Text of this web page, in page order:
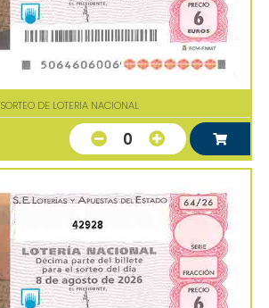
SORTEO DE LOTERIA NACIONAL
0
42928